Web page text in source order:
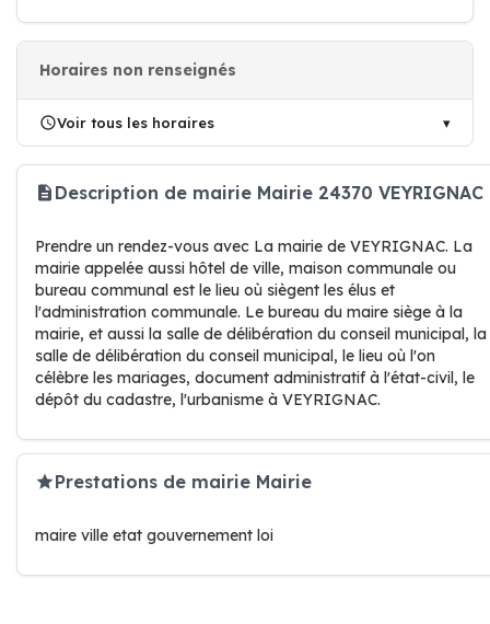
Horaires non renseignés
Voir tous les horaires
Description de mairie Mairie 24370 VEYRIGNAC
Prendre un rendez-vous avec La mairie de VEYRIGNAC. La
mairie appelée aussi hôtel de ville, maison communale ou
bureau communal est le lieu où siègent les élus et
l'administration communale. Le bureau du maire siège à la
mairie, et aussi la salle de délibération du conseil municipal, la
salle de délibération du conseil municipal, le lieu où l'on
célèbre les mariages, document administratif à l'état-civil, le
dépôt du cadastre, l'urbanisme à VEYRIGNAC.
Prestations de mairie Mairie
maire ville etat gouvernement loi